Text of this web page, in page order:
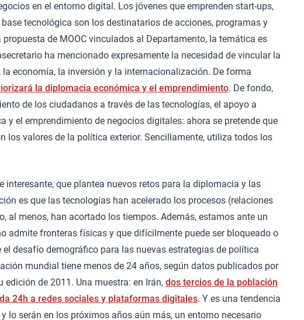
en el entorno digital. Los jóvenes que emprenden start-ups,
tecnológica son los destinatarios de acciones, programas y
de MOOC vinculados al Departamento, la temática es
ha mencionado expresamente la necesidad de vincular la
economía, la inversión y la internacionalización. De forma
la diplomacia económica y el emprendimiento. De fondo,
de los ciudadanos a través de las tecnologías, el apoyo a
y el emprendimiento de negocios digitales: ahora se pretende que
los valores de la política exterior. Sencillamente, utiliza todos los
interesante, que plantea nuevos retos para la diplomacia y las
es que las tecnologías han acelerado los procesos (relaciones
al menos, han acortado los tiempos. Además, estamos ante un
admite fronteras físicas y que difícilmente puede ser bloqueado o
desafío demográfico para las nuevas estrategias de política
mundial tiene menos de 24 años, según datos publicados por
edición de 2011. Una muestra: en Irán, dos tercios de la población
24h a redes sociales y plataformas digitales. Y es una tendencia
lo serán en los próximos años aún más, un entorno necesario